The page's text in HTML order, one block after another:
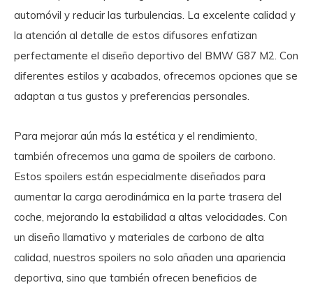
automóvil y reducir las turbulencias. La excelente calidad y
la atención al detalle de estos difusores enfatizan
perfectamente el diseño deportivo del BMW G87 M2. Con
diferentes estilos y acabados, ofrecemos opciones que se
adaptan a tus gustos y preferencias personales.
Para mejorar aún más la estética y el rendimiento,
también ofrecemos una gama de spoilers de carbono.
Estos spoilers están especialmente diseñados para
aumentar la carga aerodinámica en la parte trasera del
coche, mejorando la estabilidad a altas velocidades. Con
un diseño llamativo y materiales de carbono de alta
calidad, nuestros spoilers no solo añaden una apariencia
deportiva, sino que también ofrecen beneficios de